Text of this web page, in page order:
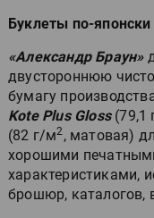
Буклеты по-японски
«Александр Браун»
двустороннюю
бумагу
Kote Plus Gloss(79,1
(82 г/м2, матовая)
хорошими
характеристиками,
брошюр, каталогов,